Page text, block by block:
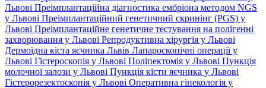
Львові Преімплантаційна діагностика ембріона методом NGS
у Львові Преімплантаційний генетичний скринінг (PGS) у
Львові Преімплантаційне генетичне тестування на полігенні
захворювання у Львові Репродуктивна хірургія у Львові
Дермоїдна кіста яєчника Львів Лапароскопічні операції у
Львові Гістероскопія у Львові Поліпектомія у Львові Пункція
молочної залози у Львові Пункція кісти яєчника у Львові
Гістерорезектоскопія у Львові Оперативна гінекологія у